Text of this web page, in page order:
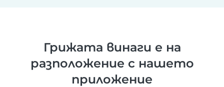
Грижата винаги е на
разположение с нашето
приложение